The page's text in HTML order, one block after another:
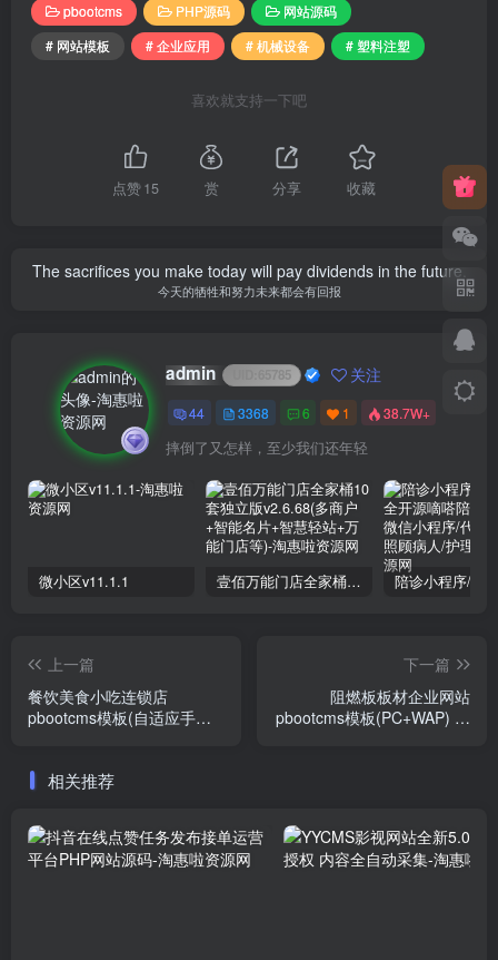
pbootcms PHP源码
网站源码
# 网站模板
# 企业应用 # 机械设备 # 塑料注塑
喜欢就支持一下吧
点赞15 赏 分享 收藏
The sacrifices you make today will pay dividends in the future.
今天的牺牲和努力未来都会有回报
admin 65785 关注
44 3368 6 1 38.7W+
摔倒了又怎样，至少我们还年轻
微小区v11.1.1 壹佰万能门店全家桶10套独立版v2.6.68(​多商户+智能名片+智慧轻站+万能门店等)
上一篇
餐饮美食小吃连锁店
pbootcms模板(自适应手机)
下一篇
阻燃板板材企业网站
pbootcms模板(PC+WAP) 木
相关推荐